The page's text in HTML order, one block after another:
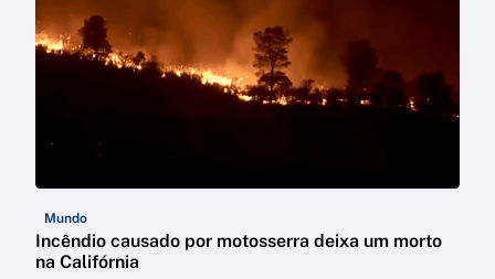
Mundo
Incêndio causado por motosserra deixa um morto
na Califórnia